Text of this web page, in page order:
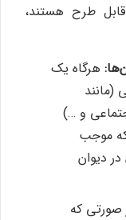
طرح هستند،
هرگاه یک
(مانند
و …)
موجب
دیوان
صورتی که